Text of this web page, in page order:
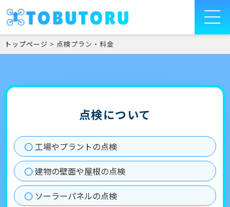
トップページ > 点検プラン・料金
点検について
工場やプラントの点検
建物の壁面や屋根の点検
ソーラーパネルの点検